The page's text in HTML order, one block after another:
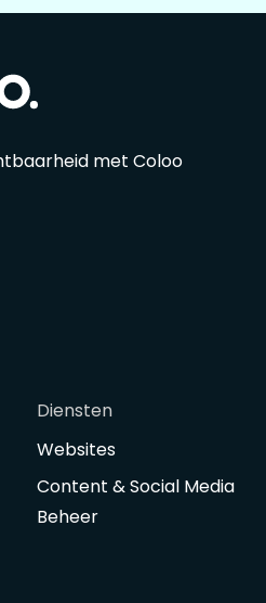
met Coloo
Diensten
Websites
Content & Social Media
Beheer